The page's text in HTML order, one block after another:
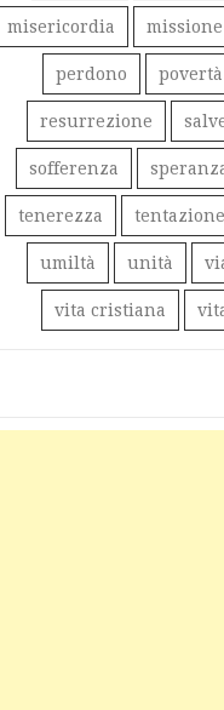
misericordia missione
perdono povertà
resurrezione
sofferenza
tenerezza tentazione
umiltà unità
vita cristiana